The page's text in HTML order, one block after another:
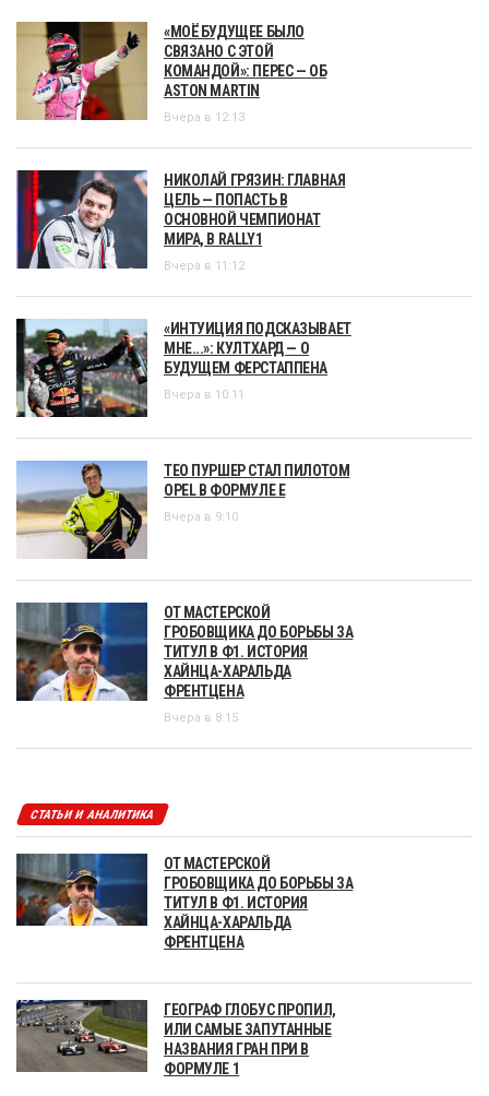
«МОЁ БУДУЩЕЕ БЫЛО
СВЯЗАНО С ЭТОЙ
КОМАНДОЙ»: ПЕРЕС — ОБ
ASTON MARTIN
Вчера в 12:13
НИКОЛАЙ ГРЯЗИН: ГЛАВНАЯ
ЦЕЛЬ — ПОПАСТЬ В
ОСНОВНОЙ ЧЕМПИОНАТ
МИРА, В RALLY1
Вчера в 11:12
«ИНТУИЦИЯ ПОДСКАЗЫВАЕТ
МНЕ...»: КУЛТХАРД — О
БУДУЩЕМ ФЕРСТАППЕНА
Вчера в 10:11
ТЕО ПУРШЕР СТАЛ ПИЛОТОМ
OPEL В ФОРМУЛЕ Е
Вчера в 9:10
ОТ МАСТЕРСКОЙ
ГРОБОВЩИКА ДО БОРЬБЫ ЗА
ТИТУЛ В Ф1. ИСТОРИЯ
ХАЙНЦА-ХАРАЛЬДА
ФРЕНТЦЕНА
Вчера в 8:15
СТАТЬИ И АНАЛИТИКА
ОТ МАСТЕРСКОЙ
ГРОБОВЩИКА ДО БОРЬБЫ ЗА
ТИТУЛ В Ф1. ИСТОРИЯ
ХАЙНЦА-ХАРАЛЬДА
ФРЕНТЦЕНА
ГЕОГРАФ ГЛОБУС ПРОПИЛ,
ИЛИ САМЫЕ ЗАПУТАННЫЕ
НАЗВАНИЯ ГРАН ПРИ В
ФОРМУЛЕ 1